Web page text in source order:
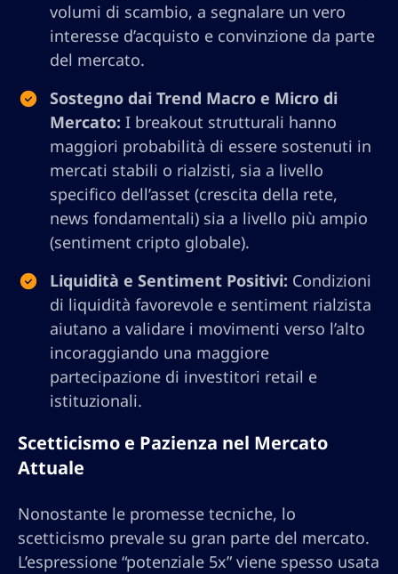
volumi di scambio, a segnalare un vero
interesse d’acquisto e convinzione da parte
del mercato.
Sostegno dai Trend Macro e Micro di
Mercato: I breakout strutturali hanno
maggiori probabilità di essere sostenuti in
mercati stabili o rialzisti, sia a livello
specifico dell’asset (crescita della rete,
news fondamentali) sia a livello più ampio
(sentiment cripto globale).
Liquidità e Sentiment Positivi: Condizioni
di liquidità favorevole e sentiment rialzista
aiutano a validare i movimenti verso l’alto
incoraggiando una maggiore
partecipazione di investitori retail e
istituzionali.
Scetticismo e Pazienza nel Mercato
Attuale
Nonostante le promesse tecniche, lo
scetticismo prevale su gran parte del mercato.
L’espressione “potenziale 5x” viene spesso usata